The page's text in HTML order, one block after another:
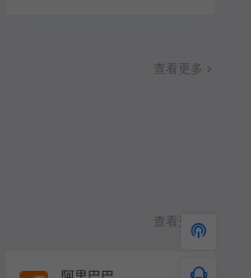
查看更多
查看更多